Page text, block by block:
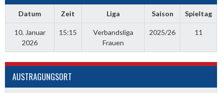
Datum Zeit Liga Saison Spieltag
10. Januar
2026
15:15
Verbandsliga
Frauen
2025/26 11
AUSTRAGUNGSORT